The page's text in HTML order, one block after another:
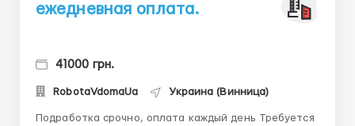
ежедневная оплата.
41000 грн.
RobotaVdomaUa Украина (Винница)
Подработка срочно, оплата каждый день Требуется